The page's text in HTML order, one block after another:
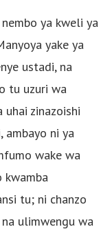
ya kweli ya
yake ya
ustadi, na
tu uzuri wa
zinazoishi
ambayo ni ya
wake wa
kwamba
tu; ni chanzo
ulimwengu wa